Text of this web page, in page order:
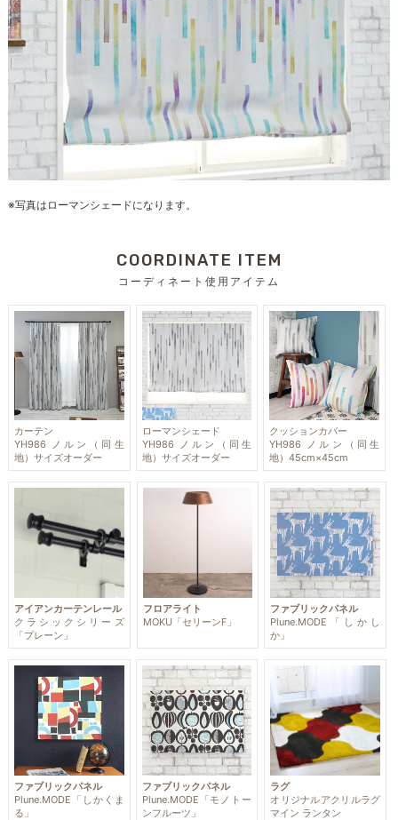
※写真はローマンシェードになります。
COORDINATE ITEM
コーディネート使用アイテム
カーテン
YH986 ノルン（同生
地）サイズオーダー
ローマンシェード
YH986 ノルン（同生
地）サイズオーダー
クッションカバー
YH986 ノルン（同生
地）45cm×45cm
アイアンカーテンレール
クラシックシリーズ
「プレーン」
フロアライト
MOKU「セリーンF」
ファブリックパネル
Plune.MODE「しかし
か」
ファブリックパネル
Plune.MODE「しかくま
る」
ファブリックパネル
Plune.MODE「モノトー
ンフルーツ」
ラグ
オリジナルアクリルラグ
マイン ランタン